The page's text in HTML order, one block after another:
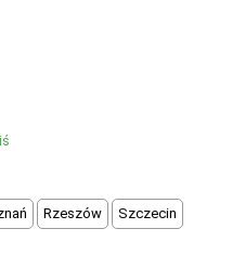
Rzeszów
Szczecin